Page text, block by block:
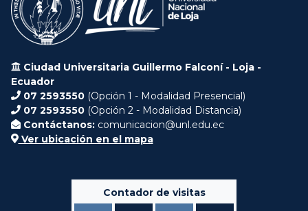
Ciudad Universitaria Guillermo Falconí - Loja -
Ecuador
07 2593550 (Opción 1 - Modalidad Presencial)
07 2593550 (Opción 2 - Modalidad Distancia)
Contáctanos: comunicacion@unl.edu.ec
Ver ubicación en el mapa
Contador de visitas